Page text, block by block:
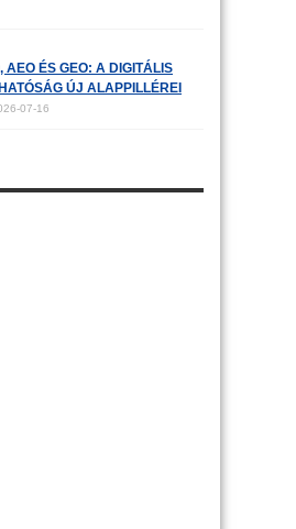
AEO ÉS GEO: A DIGITÁLIS
ÚJ ALAPPILLÉREI
07-16